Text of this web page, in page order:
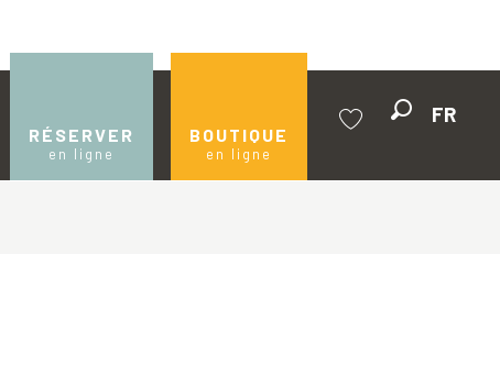
RÉSERVER
en ligne
BOUTIQUE
en ligne
FR